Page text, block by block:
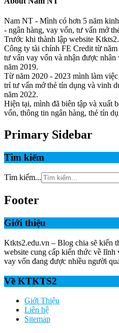
Nam NT - Mình có hơn 5 năm
- ngân hàng, vay vốn, tư vấn mở
Trước khi thành lập website
Công ty tài chính FE Credit từ
tư vấn vay vốn và nhận được nhân
năm 2019.
Từ năm 2020 - 2023 mình làm
trí tư vấn mở thẻ tín dụng và vinh
năm 2022.
Hiện tại, mình đã biên tập và xuất
vốn, thông tin ngân hàng, thẻ tín
Primary Sidebar
Tìm kiếm
Tìm kiếm...
Footer
Giới thiệu
Ktkts2.edu.vn – Blog chia sẽ kiến
website cung cấp kiến thức về lĩnh
vay vốn đang được nhiều người
Về KTKTS2
Giới Thiệu
Liên hệ
Sitemap